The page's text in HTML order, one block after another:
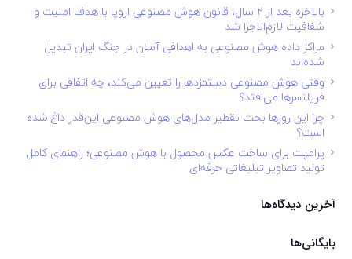
بالاخره بعد از ۲ سال، قانون هوش مصنوعی اروپا با هدف امنیت و
شفافیت لازم‌الاجرا شد
مراکز داده هوش مصنوعی به اهدافی آسان در جنگ ایران تبدیل
شده‌اند
وقتی هوش مصنوعی دستمزدها را تعیین می‌کند، چه اتفاقی برای
فریلنسرها می‌افتد؟
چرا این روزها بحث تقطیر مدل‌های هوش مصنوعی این‌قدر داغ شده
است؟
پرامپت برای ساخت عکس محصول با هوش مصنوعی؛ راهنمای کامل
تولید تصاویر تبلیغاتی حرفه‌ای
آخرین دیدگاه‌ها
بایگانی‌ها